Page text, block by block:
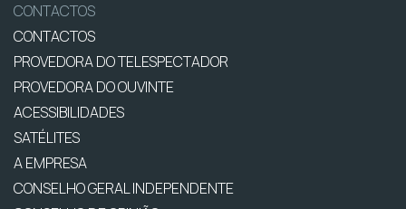
CONTACTOS
CONTACTOS
PROVEDORA DO TELESPECTADOR
PROVEDORA DO OUVINTE
ACESSIBILIDADES
SATÉLITES
A EMPRESA
CONSELHO GERAL INDEPENDENTE